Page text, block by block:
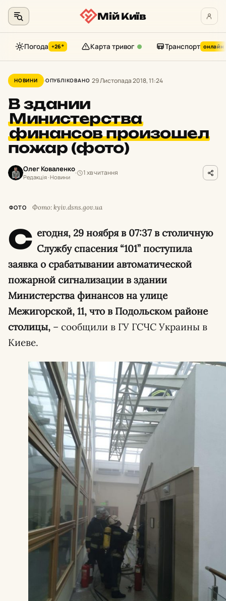
до
контенту
Мій Київ
Погода +26° Карта тривог Транспорт онлайн
НОВИНИ ОПУБЛІКОВАНО 29 Листопада 2018, 11:24
В здании
Министерства
финансов произошел
пожар (фото)
Олег Коваленко
Редакція · Новини
1 хв читання
ФОТО Фото: kyiv.dsns.gov.ua
С егодня, 29 ноября в 07:37 в столичную
Службу спасения “101” поступила
заявка о срабатывании автоматической
пожарной сигнализации в здании
Министерства финансов на улице
Межигорской, 11, что в Подольском районе
столицы, – сообщили в ГУ ГСЧС Украины в
Киеве.